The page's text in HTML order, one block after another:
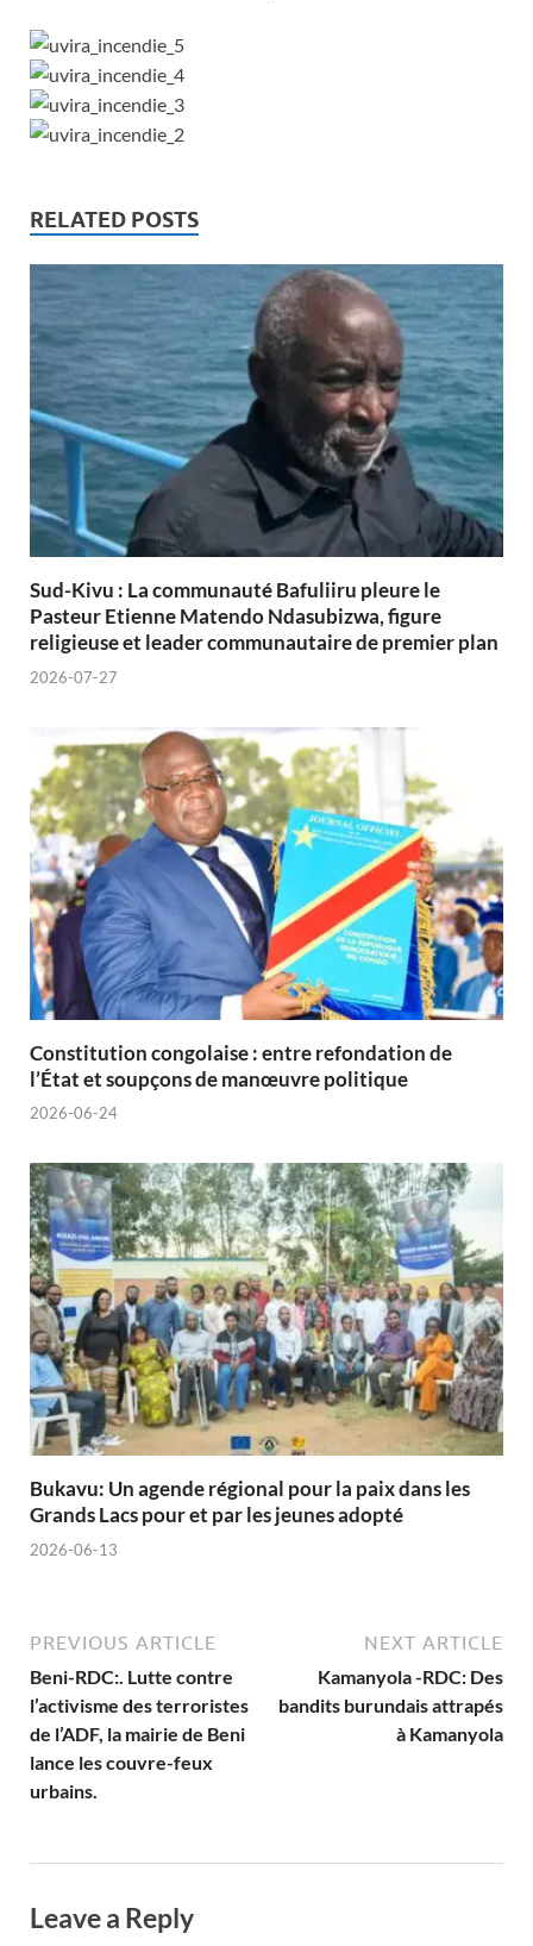
RELATED POSTS
Sud-Kivu : La communauté Bafuliiru pleure le
Pasteur Etienne Matendo Ndasubizwa, figure
religieuse et leader communautaire de premier plan
2026-07-27
Constitution congolaise : entre refondation de
l’État et soupçons de manœuvre politique
2026-06-24
Bukavu: Un agende régional pour la paix dans les
Grands Lacs pour et par les jeunes adopté
2026-06-13
PREVIOUS ARTICLE
Beni-RDC:. Lutte contre
l’activisme des terroristes
de l’ADF, la mairie de Beni
lance les couvre-feux
urbains.
NEXT ARTICLE
Kamanyola -RDC: Des
bandits burundais attrapés
à Kamanyola
Leave a Reply